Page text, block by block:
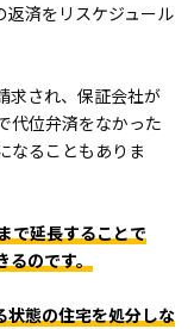
返済をリスケジュール
求され、保証会社が
代位弁済をなかった
なることもありま
で延長することで
るのです。
状態の住宅を処分しな